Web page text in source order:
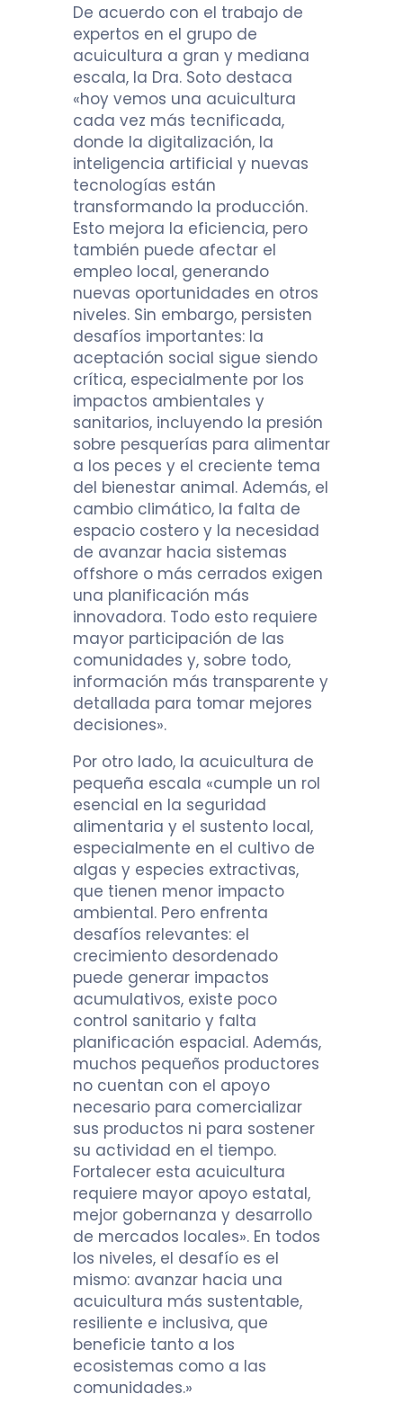
De acuerdo con el trabajo de
expertos en el grupo de
acuicultura a gran y mediana
escala, la Dra. Soto destaca
«hoy vemos una acuicultura
cada vez más tecnificada,
donde la digitalización, la
inteligencia artificial y nuevas
tecnologías están
transformando la producción.
Esto mejora la eficiencia, pero
también puede afectar el
empleo local, generando
nuevas oportunidades en otros
niveles. Sin embargo, persisten
desafíos importantes: la
aceptación social sigue siendo
crítica, especialmente por los
impactos ambientales y
sanitarios, incluyendo la presión
sobre pesquerías para alimentar
a los peces y el creciente tema
del bienestar animal. Además, el
cambio climático, la falta de
espacio costero y la necesidad
de avanzar hacia sistemas
offshore o más cerrados exigen
una planificación más
innovadora. Todo esto requiere
mayor participación de las
comunidades y, sobre todo,
información más transparente y
detallada para tomar mejores
decisiones».
Por otro lado, la acuicultura de
pequeña escala «cumple un rol
esencial en la seguridad
alimentaria y el sustento local,
especialmente en el cultivo de
algas y especies extractivas,
que tienen menor impacto
ambiental. Pero enfrenta
desafíos relevantes: el
crecimiento desordenado
puede generar impactos
acumulativos, existe poco
control sanitario y falta
planificación espacial. Además,
muchos pequeños productores
no cuentan con el apoyo
necesario para comercializar
sus productos ni para sostener
su actividad en el tiempo.
Fortalecer esta acuicultura
requiere mayor apoyo estatal,
mejor gobernanza y desarrollo
de mercados locales». En todos
los niveles, el desafío es el
mismo: avanzar hacia una
acuicultura más sustentable,
resiliente e inclusiva, que
beneficie tanto a los
ecosistemas como a las
comunidades.»